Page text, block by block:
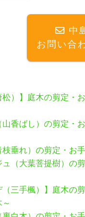
中
お問い合
松）】庭木の剪定
山香ばし）の剪定・
垂れ）の剪定・お
ュ（大葉菩提樹）の
（三手楓）】庭木
～